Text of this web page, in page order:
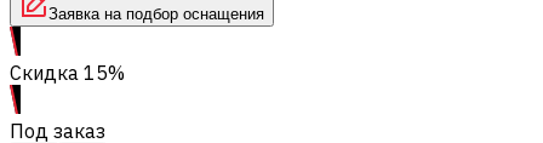
Заявка на подбор оснащения
Скидка 15%
Под заказ